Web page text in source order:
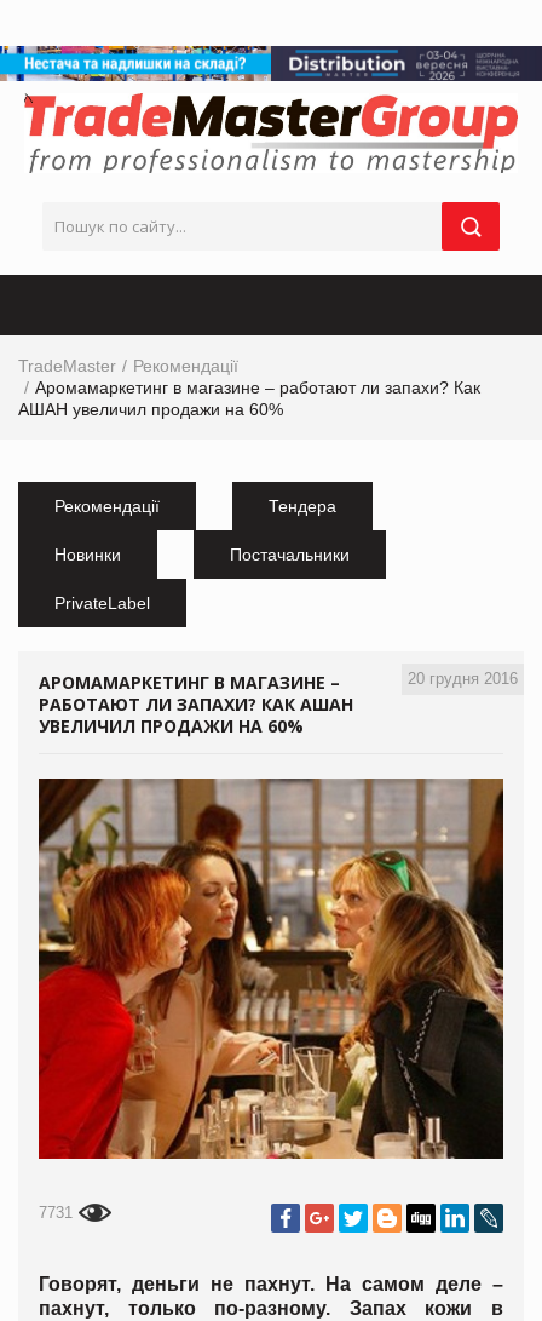
TradeMaster
Рекомендації
Аромамаркетинг в магазине – работают ли запахи? Как
АШАН увеличил продажи на 60%
Рекомендації Тендера
Новинки Постачальники
PrivateLabel
20 грудня 2016
АРОМАМАРКЕТИНГ В МАГАЗИНЕ –
РАБОТАЮТ ЛИ ЗАПАХИ? КАК АШАН
УВЕЛИЧИЛ ПРОДАЖИ НА 60%
7731
Говорят, деньги не пахнут. На самом деле –
пахнут, только по-разному. Запах кожи в